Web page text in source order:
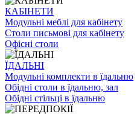
КАБІНЕТИ
Модульні меблі для кабінету
Столи письмові для кабінету
Офісні столи
ЇДАЛЬНI
Модульні комплекти в їдальню
Обідні столи в їдальню, зал
Обідні стільці в їдальню